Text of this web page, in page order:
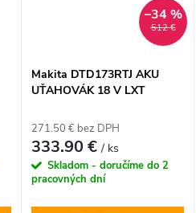
512 €
–34 %
Makita DTD173RTJ AKU
UŤAHOVÁK 18 V LXT
271.50 € bez DPH
333.90 €/ ks
Skladom - doručíme do 2
pracovných dní